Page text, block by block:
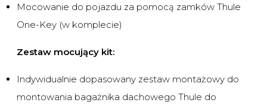
Mocowanie do pojazdu za pomocą zamków Thule
One-Key (w komplecie)
Zestaw mocujący kit:
Indywidualnie dopasowany zestaw montażowy do
montowania bagażnika dachowego Thule do